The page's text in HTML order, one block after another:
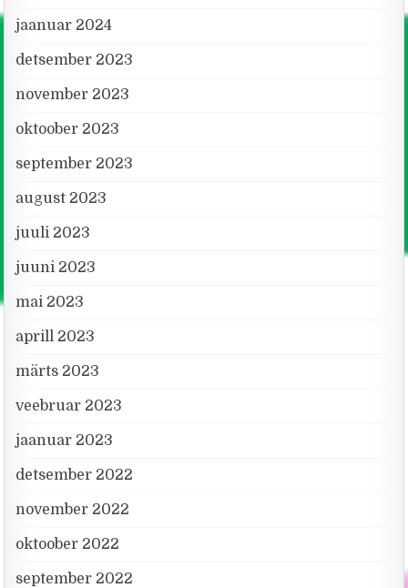
jaanuar 2024
detsember 2023
november 2023
oktoober 2023
september 2023
august 2023
juuli 2023
juuni 2023
mai 2023
aprill 2023
märts 2023
veebruar 2023
jaanuar 2023
detsember 2022
november 2022
oktoober 2022
september 2022